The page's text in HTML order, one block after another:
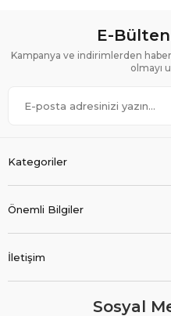
E-
Kampanya ve indirimlerden
olmayı
Kategoriler
Önemli Bilgiler
İletişim
Sosyal